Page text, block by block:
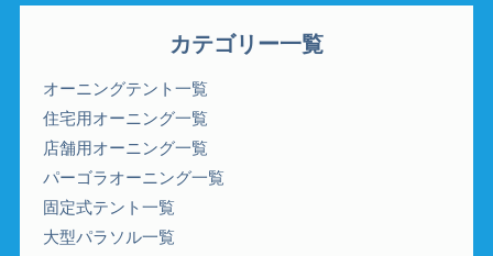
カテゴリー一覧
オーニングテント一覧
住宅用オーニング一覧
店舗用オーニング一覧
パーゴラオーニング一覧
固定式テント一覧
大型パラソル一覧